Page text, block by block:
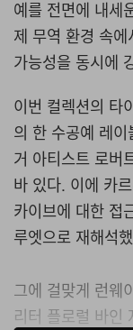
예를 전면에 내세
제 무역 환경 속
가능성을 동시에
이번 컬렉션의 타
의 한 수공예 레
거 아티스트 로버
바 있다. 이에 카
카이브에 대한 접
루엣으로 재해석
그에 걸맞게 런웨
리터 플로럴 바인